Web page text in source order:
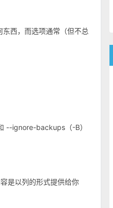
西，而选项通常（但不总
--ignore-backups（-B）
是以列的形式提供给你